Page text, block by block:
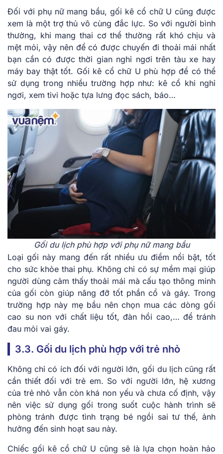
Đối với phụ nữ mang bầu, gối kê cổ chữ U cũng được
xem là một trợ thủ vô cùng đắc lực. So với người bình
thường, khi mang thai cơ thể thường rất khó chịu và
mệt mỏi, vậy nên để có được chuyến đi thoải mái nhất
bạn cần có được thời gian nghỉ ngơi trên tàu xe hay
máy bay thật tốt. Gối kê cổ chữ U phù hợp để có thể
sử dụng trong nhiều trường hợp như: kê cổ khi nghỉ
ngơi, xem tivi hoặc tựa lưng đọc sách, báo…
Gối du lịch phù hợp với phụ nữ mang bầu
Loại gối này mang đến rất nhiều ưu điểm nổi bật, tốt
cho sức khỏe thai phụ. Không chỉ có sự mềm mại giúp
người dùng cảm thấy thoải mái mà cấu tạo thông minh
của gối còn giúp nâng đỡ tốt phần cổ và gáy. Trong
trường hợp này mẹ bầu nên chọn mua các dòng gối
cao su non với chất liệu tốt, đàn hồi cao,… để tránh
đau mỏi vai gáy.
3.3. Gối du lịch phù hợp với trẻ nhỏ
Không chỉ có ích đối với người lớn, gối du lịch cũng rất
cần thiết đối với trẻ em. So với người lớn, hệ xương
của trẻ nhỏ vẫn còn khá non yếu và chưa cố định, vậy
nên việc sử dụng gối trong suốt cuộc hành trình sẽ
phòng tránh được tình trạng bé ngồi sai tư thế, ảnh
hưởng đến sinh hoạt sau này.
Chiếc gối kê cổ chữ U cũng sẽ là lựa chọn hoàn hảo